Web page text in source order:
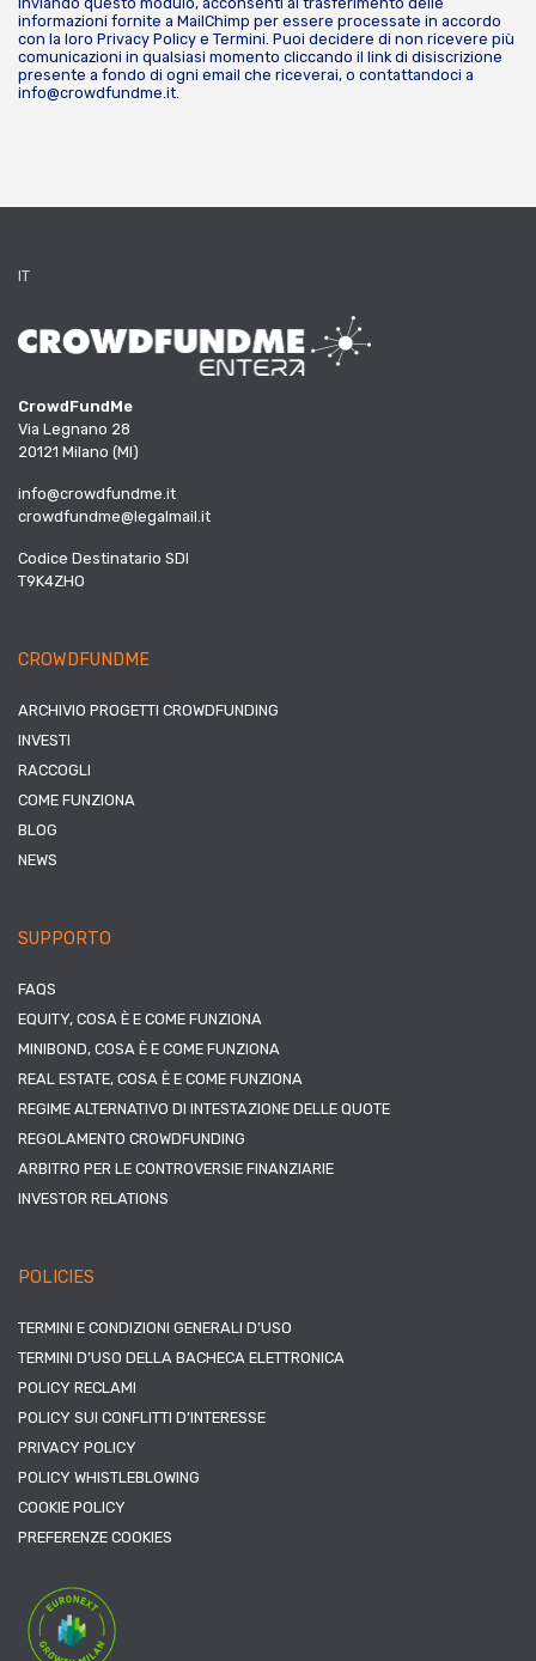
informazioni fornite a MailChimp per essere processate in accordo
con la loro Privacy Policy e Termini . Puoi decidere di non ricevere più
comunicazioni in qualsiasi momento cliccando il link di disiscrizione
presente a fondo di ogni email che riceverai, o contattandoci a
info@crowdfundme.it
IT
CrowdFundMe
Via Legnano 28
20121 Milano (MI)
info@crowdfundme.it
crowdfundme@legalmail.it
Codice Destinatario SDI
T9K4ZHO
CROWDFUNDME
ARCHIVIO PROGETTI CROWDFUNDING
INVESTI
RACCOGLI
COME FUNZIONA
BLOG
NEWS
SUPPORTO
FAQS
EQUITY, COSA È E COME FUNZIONA
MINIBOND, COSA È E COME FUNZIONA
REAL ESTATE, COSA È E COME FUNZIONA
REGIME ALTERNATIVO DI INTESTAZIONE DELLE QUOTE
REGOLAMENTO CROWDFUNDING
ARBITRO PER LE CONTROVERSIE FINANZIARIE
INVESTOR RELATIONS
POLICIES
TERMINI E CONDIZIONI GENERALI D’USO
TERMINI D’USO DELLA BACHECA ELETTRONICA
POLICY RECLAMI
POLICY SUI CONFLITTI D’INTERESSE
PRIVACY POLICY
POLICY WHISTLEBLOWING
COOKIE POLICY
PREFERENZE COOKIES